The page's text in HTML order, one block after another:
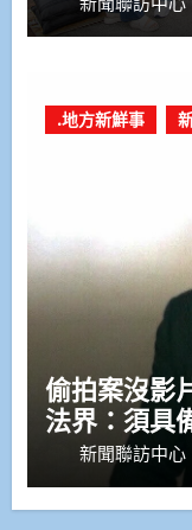
.地方新鮮事
偷拍案沒
法界：須具
新聞聯訪中心